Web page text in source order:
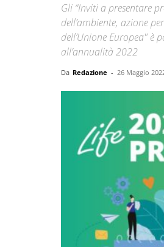
Gli “Inviti a presentare
dell’ambiente, azione
dell’Unione Europea" è
all’annualità 2022
Da Redazione - 26 Maggio